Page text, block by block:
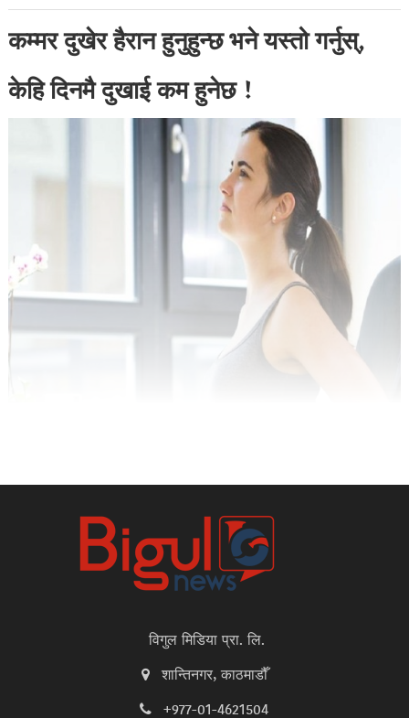
कम्मर दुखेर हैरान हुनुहुन्छ भने यस्तो गर्नुस्,
केहि दिनमै दुखाई कम हुनेछ !
विगुल मिडिया प्रा. लि.
शान्तिनगर, काठमाडौँ
+977-01-4621504